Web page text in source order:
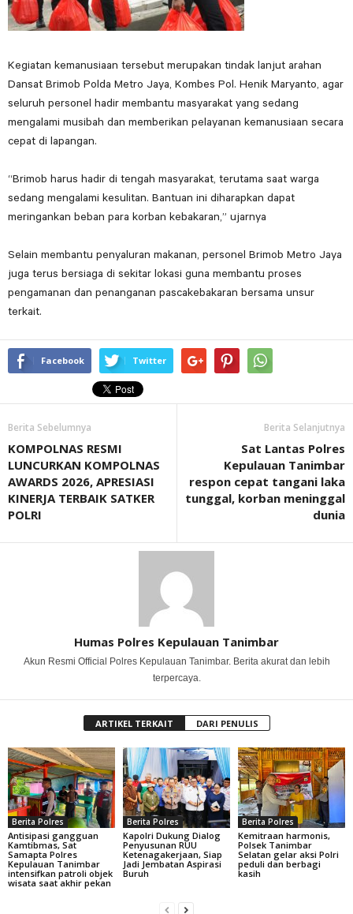
Kegiatan kemanusiaan tersebut merupakan tindak lanjut arahan
Dansat Brimob Polda Metro Jaya, Kombes Pol. Henik Maryanto, agar
seluruh personel hadir membantu masyarakat yang sedang
mengalami musibah dan memberikan pelayanan kemanusiaan secara
cepat di lapangan.
“Brimob harus hadir di tengah masyarakat, terutama saat warga
sedang mengalami kesulitan. Bantuan ini diharapkan dapat
meringankan beban para korban kebakaran,” ujarnya
Selain membantu penyaluran makanan, personel Brimob Metro Jaya
juga terus bersiaga di sekitar lokasi guna membantu proses
pengamanan dan penanganan pascakebakaran bersama unsur
terkait.
Facebook Twitter
Berita Sebelumnya
KOMPOLNAS RESMI
LUNCURKAN KOMPOLNAS
AWARDS 2026, APRESIASI
KINERJA TERBAIK SATKER
POLRI
Berita Selanjutnya
Sat Lantas Polres
Kepulauan Tanimbar
respon cepat tangani laka
tunggal, korban meninggal
dunia
Humas Polres Kepulauan Tanimbar
Akun Resmi Official Polres Kepulauan Tanimbar. Berita akurat dan lebih
terpercaya.
ARTIKEL TERKAIT DARI PENULIS
Berita Polres
Antisipasi gangguan
Kamtibmas, Sat
Samapta Polres
Kepulauan Tanimbar
intensifkan patroli objek
wisata saat akhir pekan
Berita Polres
Kapolri Dukung Dialog
Penyusunan RUU
Ketenagakerjaan, Siap
Jadi Jembatan Aspirasi
Buruh
Berita Polres
Kemitraan harmonis,
Polsek Tanimbar
Selatan gelar aksi Polri
peduli dan berbagi
kasih